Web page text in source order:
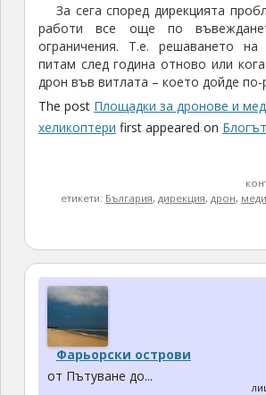
За сега според дирекцията
работи все още по
ограничения. Т.е. решаването
питам след година отново или
дрон във витлата – което дойде по-
The post Площадки за дронове и
хеликоптери first appeared on
етикети: България, дирекция, дрон,
Фарьорски острови
от Пътуване до...